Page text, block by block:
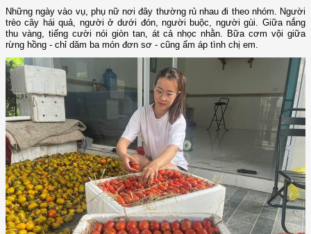
Những ngày vào vụ, phụ nữ nơi đây thường rủ nhau đi theo nhóm. Người
trèo cây hái quả, người ở dưới đón, người buộc, người gùi. Giữa nắng
thu vàng, tiếng cười nói giòn tan, át cả nhọc nhằn. Bữa cơm vội giữa
rừng hồng - chỉ dăm ba món đơn sơ - cũng ấm áp tình chị em.